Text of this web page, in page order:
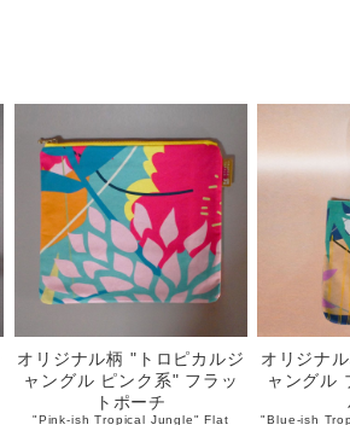
オリジナル柄 "トロピカルジ
ャングル ピンク系" フラッ
トポーチ
"Pink-ish Tropical Jungle" Flat
オリジナ
ャングル
"Blue-ish